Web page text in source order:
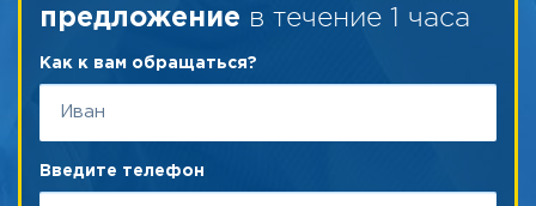
предложение в течение 1 часа
Как к вам обращаться?
Введите телефон